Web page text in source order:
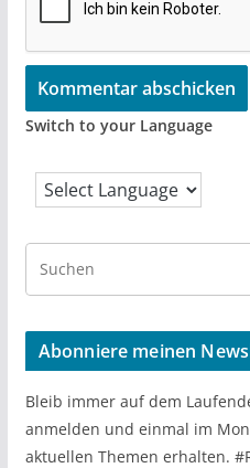
Switch to your Language
r
c
h
Abonniere meinen
Bleib immer auf dem
anmelden und einmal im
aktuellen Themen erhalten.